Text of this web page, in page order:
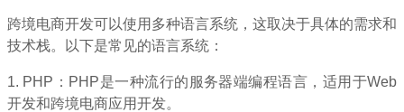
跨境电商开发可以使用多种语言系统，这取决于具体的需求和
技术栈。以下是常见的语言系统：
1. PHP：PHP是一种流行的服务器端编程语言，适用于Web
开发和跨境电商应用开发。